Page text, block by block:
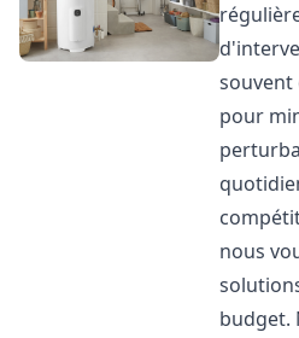
souvent
pour
nous
budget.